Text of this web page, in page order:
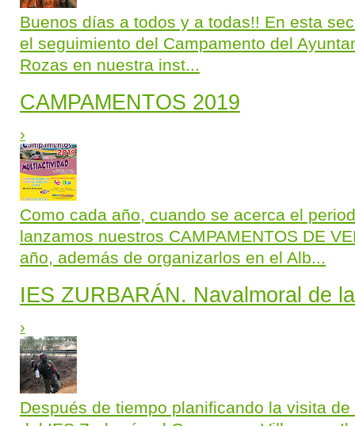
Buenos días a todos y a todas!! En esta
el seguimiento del Campamento del
Rozas en nuestra inst...
CAMPAMENTOS 2019
›
Como cada año, cuando se acerca el
lanzamos nuestros CAMPAMENTOS DE
año, además de organizarlos en el Alb...
IES ZURBARÁN. Navalmoral de
›
Después de tiempo planificando la visita